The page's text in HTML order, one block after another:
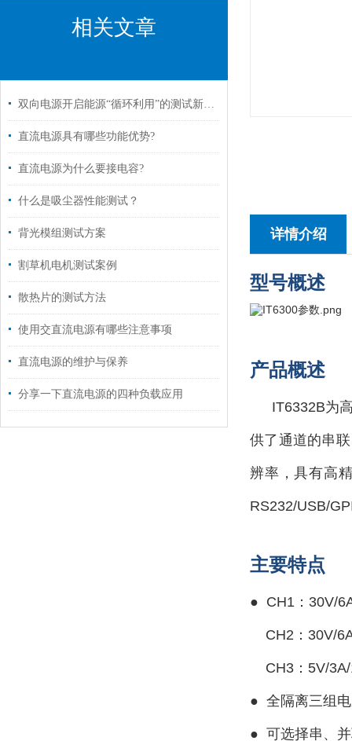
相关文章
双向电源开启能源“循环利用”的测试新纪元
直流电源具有哪些功能优势?
直流电源为什么要接电容?
什么是吸尘器性能测试？
背光模组测试方案
割草机电机测试案例
散热片的测试方法
使用交直流电源有哪些注意事项
直流电源的维护与保养
分享一下直流电源的四种负载应用
详情介绍
型号概述
产品概述
IT6332B为
供了通道的串
辨率，具有高
RS232/USB/
主要特点
● CH1：30V/
CH2：30V/
CH3：5V/3A/
● 全隔离三组
● 可选择串、